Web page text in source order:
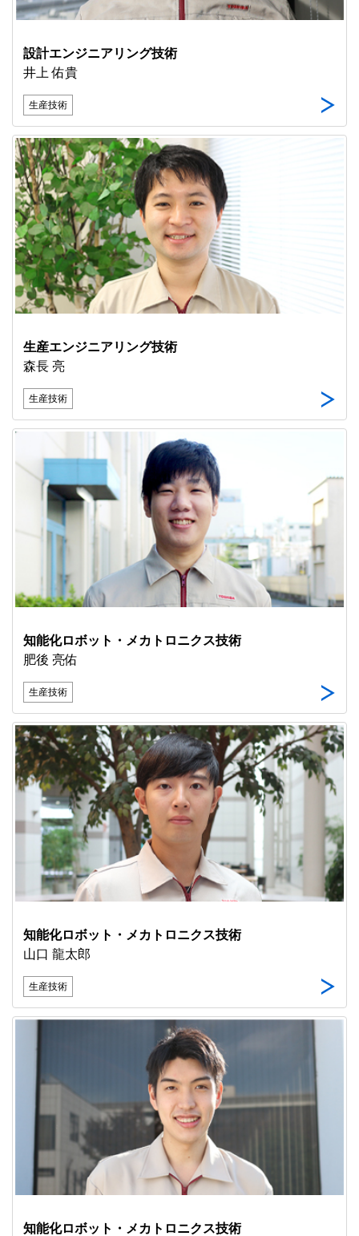
設計エンジニアリング技術
井上 佑貴
生産技術
生産エンジニアリング技術
森長 亮
生産技術
知能化ロボット・メカトロニクス技術
肥後 亮佑
生産技術
知能化ロボット・メカトロニクス技術
山口 龍太郎
生産技術
知能化ロボット・メカトロニクス技術